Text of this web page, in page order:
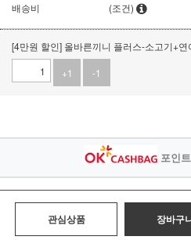
배송비
(조건)
[4만원 할인] 올바른끼니 플러스-소고기+
+1
-1
포인
관심상품 장바구